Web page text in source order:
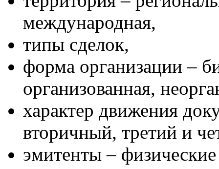
международная,
типы сделок,
форма организации –
организованная,
характер движения
вторичный, третий и
эмитенты –